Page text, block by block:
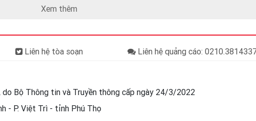
Xem thêm
Liên hệ tòa soạn Liên hệ quảng cáo:
Bộ Thông tin và Truyền thông cấp ngày 24/3/2022
- P. Việt Trì - tỉnh Phú Thọ